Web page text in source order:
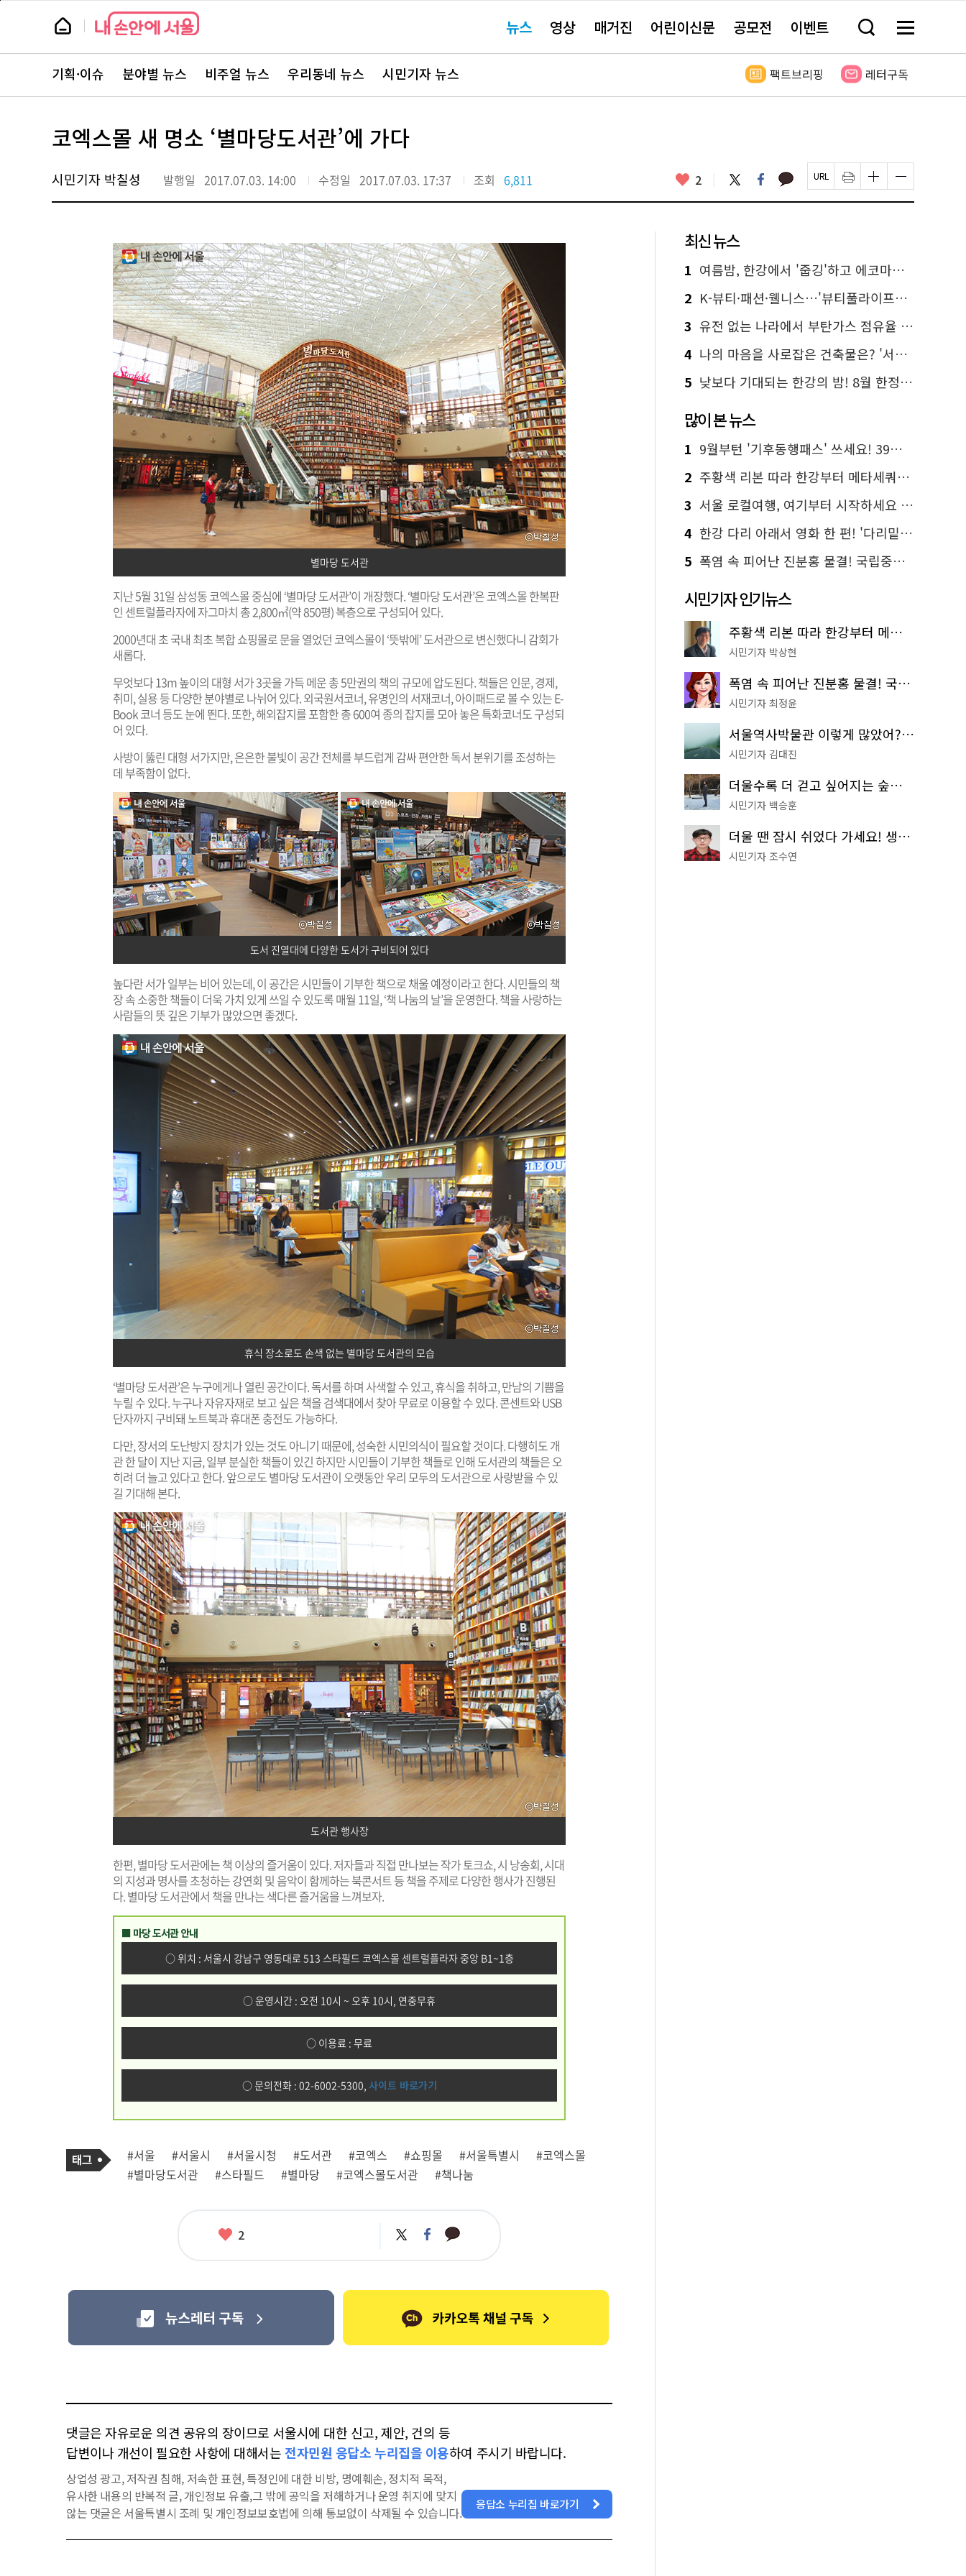
본
뉴
스 요뉴스 영상 매거진 어린이신문 공모전 이벤트 검
창
기
메
전
보
뉴
스
주
서
바
로
기획·이슈 분야별 뉴스 비주얼 뉴스 우리동네 뉴스 시민기자 뉴스 팩트브리핑 레터구독
코엑스몰 새 명소 ‘별마당도서관’에 가다
시민기자 박칠성 발행일 2017.07.03. 14:00 수정일 2017.07.03. 17:37 조회 6,811 좋
요
2 트
위
터
페
이
스
카
카 페
이
지
인
쇄
하
글
자
크
하
기
글
자
크
하
별마당 도서관
지난 5월 31일 삼성동 코엑스몰 중심에 ‘별마당 도서관’이 개장했다. ‘별마당 도서관’은 코엑스몰 한복판
인 센트럴플라자에 자그마치 총 2,800㎡(약 850평) 복층으로 구성되어 있다.
2000년대 초 국내 최초 복합 쇼핑몰로 문을 열었던 코엑스몰이 ‘뜻밖에’ 도서관으로 변신했다니 감회가
새롭다.
무엇보다 13m 높이의 대형 서가 3곳을 가득 메운 총 5만권의 책의 규모에 압도된다. 책들은 인문, 경제,
취미, 실용 등 다양한 분야별로 나뉘어 있다. 외국원서코너, 유명인의 서재코너, 아이패드로 볼 수 있는 E-
Book 코너 등도 눈에 띈다. 또한, 해외잡지를 포함한 총 600여 종의 잡지를 모아 놓은 특화코너도 구성되
어 있다.
사방이 뚫린 대형 서가지만, 은은한 불빛이 공간 전체를 부드럽게 감싸 편안한 독서 분위기를 조성하는
데 부족함이 없다.
도서 진열대에 다양한 도서가 구비되어 있다
높다란 서가 일부는 비어 있는데, 이 공간은 시민들이 기부한 책으로 채울 예정이라고 한다. 시민들의 책
장 속 소중한 책들이 더욱 가치 있게 쓰일 수 있도록 매월 11일, ‘책 나눔의 날’을 운영한다. 책을 사랑하는
사람들의 뜻 깊은 기부가 많았으면 좋겠다.
휴식 장소로도 손색 없는 별마당 도서관의 모습
‘별마당 도서관’은 누구에게나 열린 공간이다. 독서를 하며 사색할 수 있고, 휴식을 취하고, 만남의 기쁨을
누릴 수 있다. 누구나 자유자재로 보고 싶은 책을 검색대에서 찾아 무료로 이용할 수 있다. 콘센트와 USB
단자까지 구비돼 노트북과 휴대폰 충전도 가능하다.
다만, 장서의 도난방지 장치가 있는 것도 아니기 때문에, 성숙한 시민의식이 필요할 것이다. 다행히도 개
관 한 달이 지난 지금, 일부 분실한 책들이 있긴 하지만 시민들이 기부한 책들로 인해 도서관의 책들은 오
히려 더 늘고 있다고 한다. 앞으로도 별마당 도서관이 오랫동안 우리 모두의 도서관으로 사랑받을 수 있
길 기대해 본다.
도서관 행사장
한편, 별마당 도서관에는 책 이상의 즐거움이 있다. 저자들과 직접 만나보는 작가 토크쇼, 시 낭송회, 시대
의 지성과 명사를 초청하는 강연회 및 음악이 함께하는 북콘서트 등 책을 주제로 다양한 행사가 진행된
다. 별마당 도서관에서 책을 만나는 색다른 즐거움을 느껴보자.
■ 마당 도서관 안내
○ 위치 : 서울시 강남구 영동대로 513 스타필드 코엑스몰 센트럴플라자 중앙 B1~1층
○ 운영시간 : 오전 10시 ~ 오후 10시, 연중무휴
○ 이용료 : 무료
○ 문의전화 : 02-6002-5300, 사이트 바로가기
사
관
련
태
그
#서울 #서울시 #서울시청 #도서관 #코엑스 #쇼핑몰 #서울특별시
#코엑스몰
#별마당도서관
#스타필드 #별마당 #코엑스몰도서관 #책나눔
좋
2 트
위
페
이
카
카
댓글은 자유로운 의견 공유의 장이므로 서울시에 대한 신고, 제안, 건의 등
답변이나 개선이 필요한 사항에 대해서는 전자민원 응답소 누리집을 이용하여 주시기 바랍니다.
상업성 광고, 저작권 침해, 저속한 표현, 특정인에 대한 비방, 명예훼손, 정치적 목적,
유사한 내용의 반복적 글, 개인정보 유출,그 밖에 공익을 저해하거나 운영 취지에 맞지
않는 댓글은 서울특별시 조례 및 개인정보보호법에 의해 통보없이 삭제될 수 있습니다.
응답소 누리집 바로가기
최신 뉴스
1 여름밤, 한강에서 '줍깅'하고 에코마일리지도 줍줍!
2 K-뷰티·패션·웰니스…'뷰티풀라이프인서울' 6일부터 사전 예약
3 유전 없는 나라에서 부탄가스 점유율 1위 가능? Yes, I 'CAN'
4 나의 마음을 사로잡은 건축물은? '서울시 건축상' 수상작 공개!
5 낮보다 기대되는 한강의 밤! 8월 한정 무료 '한강 밤핑' 예약은?
많이 본 뉴스
1 9월부턴 '기후동행패스' 쓰세요! 39세까지 청년 혜택
2 주황색 리본 따라 한강부터 메타세쿼이아 숲길까지…서울둘레길 15코스
3 서울 로컬여행, 여기부터 시작하세요 '서울에디션25'
4 한강 다리 아래서 영화 한 편! '다리밑 영화관' 무료 상영
5 폭염 속 피어난 진분홍 물결! 국립중앙박물관 배롱나무 명소
시민기자 인기뉴스
주황색 리본 따라 한강부터 메타세쿼이아 숲길까지…서울둘레길 15코스
시민기자 박상현
폭염 속 피어난 진분홍 물결! 국립중앙박물관 배롱나무 명소
시민기자 최정윤
서울역사박물관 이렇게 많았어? 주말마다 한 곳씩 떠나는 역사 산책
시민기자 김대진
더울수록 더 걷고 싶어지는 숲길! 서울둘레길 '아차산 코스'
시민기자 백승훈
더울 땐 잠시 쉬었다 가세요! 생수 냉장고부터 해피소·무더위쉼터까지
시민기자 조수연
페